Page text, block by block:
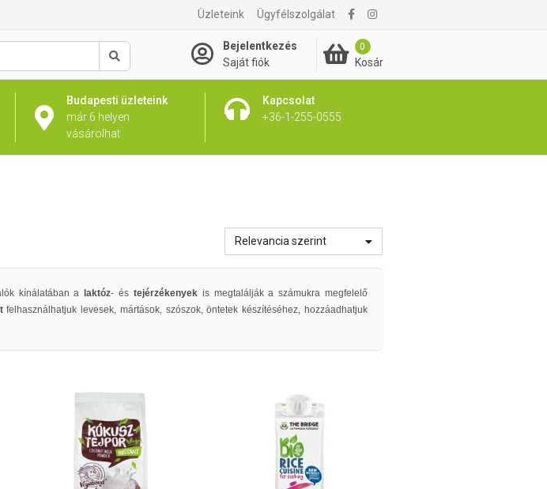
Üzleteink Ügyfélszolgálat
Keresés
Bejelentkezés
Saját fiók
0
Kosár
Budapesti üzleteink
már 6 helyen
vásárolhat
Kapcsolat
+36-1-255-0555
Relevancia szerint
kínálatában a laktóz- és tejérzékenyek is megtalálják a számukra megfelelő
felhasználhatjuk levesek, mártások, szószok, öntetek készítéséhez, hozzáadhatjuk